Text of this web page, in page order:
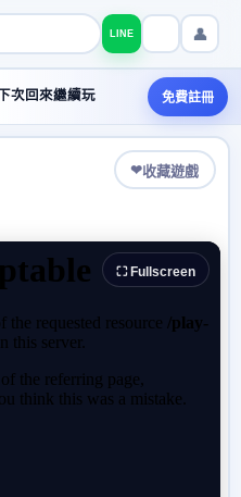
LINE 👤
次回來繼續玩 免費註冊
❤收藏遊戲
⛶ Fullscreen